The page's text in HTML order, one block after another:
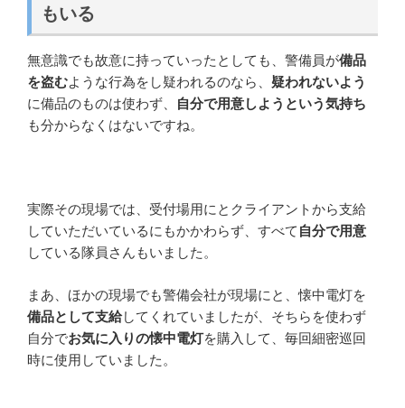
もいる
無意識でも故意に持っていったとしても、警備員が備品
を盗むような行為をし疑われるのなら、 疑われないよう
に備品のものは使わず、
自分で用意しようという気持ち
も分からなくはないですね。
実際その現場では、受付場用にとクライアントから支給
していただいているにもかかわらず、すべて 自分で用意
している隊員さんもいました。
まあ、ほかの現場でも警備会社が現場にと、懐中電灯を
備品として支給してくれていましたが、そちらを使わず
自分でお気に入りの懐中電灯を購入して、毎回細密巡回
時に使用していました。